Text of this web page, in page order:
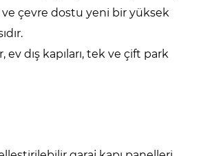
ve çevre dostu yeni bir yüksek
ev dış kapıları, tek ve çift park